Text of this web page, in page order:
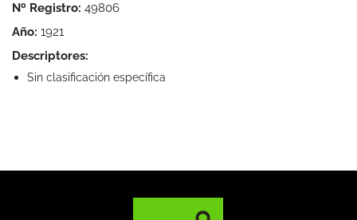
Nº Registro: 49806
Año: 1921
Descriptores:
Sin clasificación específica